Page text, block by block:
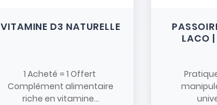
VITAMINE D3 NATURELLE
1 Acheté = 1 Offert
Complément alimentaire
riche en vitamine...
LACO